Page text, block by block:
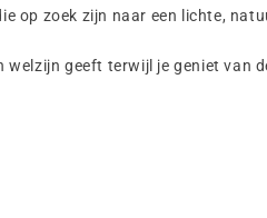
op zoek zijn naar een lichte,
geeft terwijl je geniet van